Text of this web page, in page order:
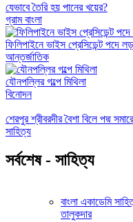
যেভাবে তৈরি হয় পানের খয়ের?
গ্রাম বাংলা
ফিলিপাইনে ভাইস প্রেসিডেন্ট পদে
আন্তর্জাতিক
যৌনপল্লির গল্পে মিথিলা
বিনোদন
শেরপুর শ্রীবরদীর বৈশা বিলে পদ্ম
সাহিত্য
সর্বশেষ - সাহিত্য
বাংলা একাডেমি
তালুকদার